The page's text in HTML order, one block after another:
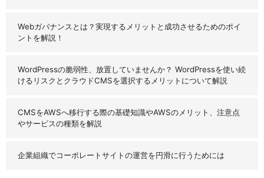
Webガバナンスとは？実現するメリットと成功させるためのポイ
ントを解説！
WordPressの脆弱性、放置していませんか？ WordPressを使い続
けるリスクとクラウドCMSを選択するメリットについて解説
CMSをAWSへ移行する際の基礎知識やAWSのメリット、注意点
やサービスの種類を解説
企業組織でコーポレートサイトの運営を円滑に行うためには